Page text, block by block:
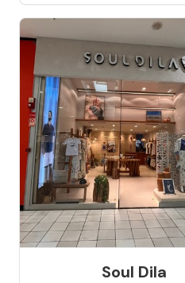
Soul Dila